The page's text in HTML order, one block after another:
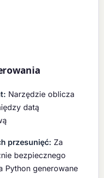
Narzędzie oblicza
datą
przesunięć: Za
bezpiecznego
Python generowane